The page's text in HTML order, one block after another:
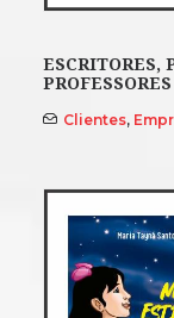
ESCRITORES,
PROFESSORES
Clientes,